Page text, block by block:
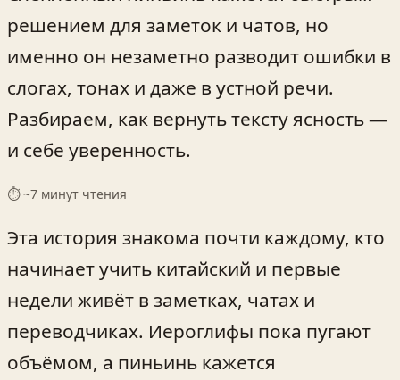
решением для заметок и чатов, но
именно он незаметно разводит ошибки в
слогах, тонах и даже в устной речи.
Разбираем, как вернуть тексту ясность —
и себе уверенность.
⏱ ~7 минут чтения
Эта история знакома почти каждому, кто
начинает учить китайский и первые
недели живёт в заметках, чатах и
переводчиках. Иероглифы пока пугают
объёмом, а пиньинь кажется